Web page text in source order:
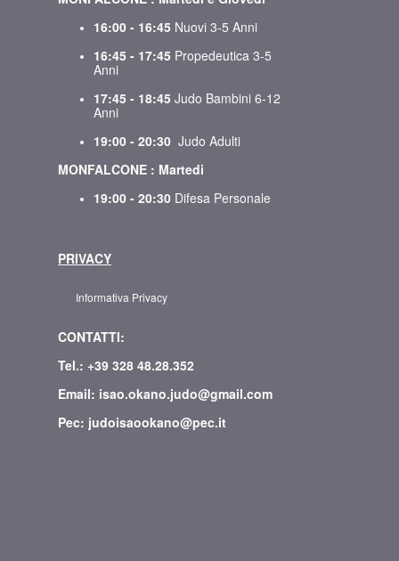
16:00 - 16:45 Nuovi 3-5 Anni
16:45 - 17:45 Propedeutica 3-5
Anni
17:45 - 18:45 Judo Bambini 6-12
Anni
19:00 - 20:30 Judo Adulti
MONFALCONE : Martedi
19:00 - 20:30 Difesa Personale
PRIVACY
Informativa Privacy
CONTATTI:
Tel.: +39 328 48.28.352
Email: isao.okano.judo@gmail.com
Pec: judoisaookano@pec.it